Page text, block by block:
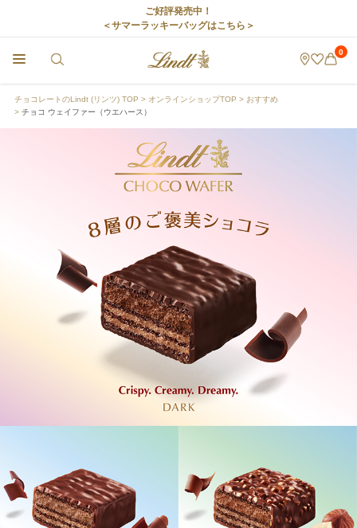
ご好評発売中！
＜サマーラッキーバッグはこちら＞
0
チョコレートのLindt (リンツ) TOP オンラインショップTOP
おすすめ
チョコ ウェイファー（ウエハース）